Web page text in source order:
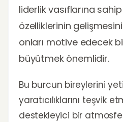
liderlik vasıflarına
özelliklerinin
onları motive edecek
büyütmek önemlidir.
Bu burcun bireylerini
yaratıcılıklarını teşvik
destekleyici bir atmosfer